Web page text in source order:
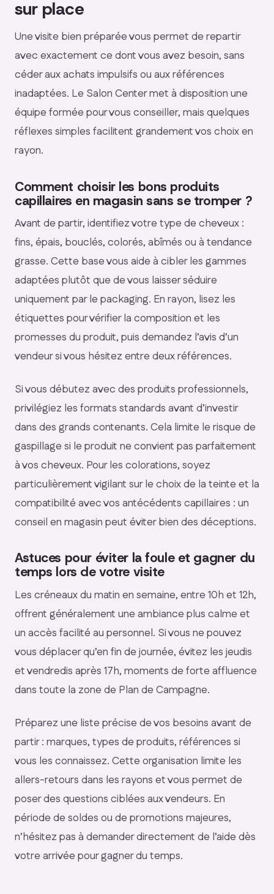
sur place
Une visite bien préparée vous permet de repartir
avec exactement ce dont vous avez besoin, sans
céder aux achats impulsifs ou aux références
inadaptées. Le Salon Center met à disposition une
équipe formée pour vous conseiller, mais quelques
réflexes simples facilitent grandement vos choix en
rayon.
Comment choisir les bons produits
capillaires en magasin sans se tromper ?
Avant de partir, identifiez votre type de cheveux :
fins, épais, bouclés, colorés, abîmés ou à tendance
grasse. Cette base vous aide à cibler les gammes
adaptées plutôt que de vous laisser séduire
uniquement par le packaging. En rayon, lisez les
étiquettes pour vérifier la composition et les
promesses du produit, puis demandez l’avis d’un
vendeur si vous hésitez entre deux références.
Si vous débutez avec des produits professionnels,
privilégiez les formats standards avant d’investir
dans des grands contenants. Cela limite le risque de
gaspillage si le produit ne convient pas parfaitement
à vos cheveux. Pour les colorations, soyez
particulièrement vigilant sur le choix de la teinte et la
compatibilité avec vos antécédents capillaires : un
conseil en magasin peut éviter bien des déceptions.
Astuces pour éviter la foule et gagner du
temps lors de votre visite
Les créneaux du matin en semaine, entre 10h et 12h,
offrent généralement une ambiance plus calme et
un accès facilité au personnel. Si vous ne pouvez
vous déplacer qu’en fin de journée, évitez les jeudis
et vendredis après 17h, moments de forte affluence
dans toute la zone de Plan de Campagne.
Préparez une liste précise de vos besoins avant de
partir : marques, types de produits, références si
vous les connaissez. Cette organisation limite les
allers-retours dans les rayons et vous permet de
poser des questions ciblées aux vendeurs. En
période de soldes ou de promotions majeures,
n’hésitez pas à demander directement de l’aide dès
votre arrivée pour gagner du temps.